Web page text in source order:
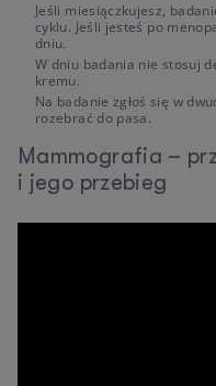
Jeśli miesiączkujesz,
cyklu. Jeśli jesteś po
dniu.
W dniu badania nie stosuj
kremu.
Na badanie zgłoś się w
rozebrać do pasa.
Mammografia –
i jego przebieg